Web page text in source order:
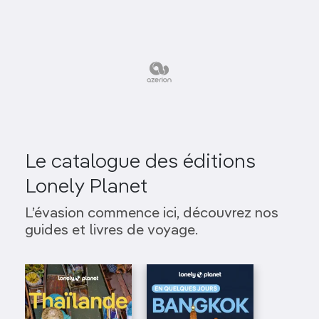
Le catalogue des éditions
Lonely Planet
L’évasion commence ici, découvrez nos
guides et livres de voyage.